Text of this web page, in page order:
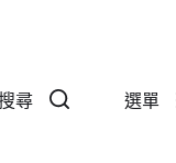
尋 選單